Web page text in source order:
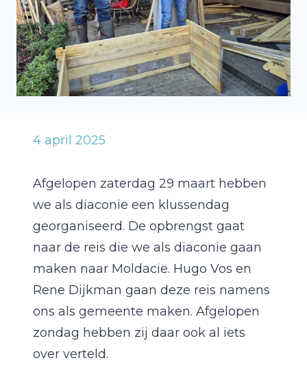
4 april 2025
Afgelopen zaterdag 29 maart hebben
we als diaconie een klussendag
georganiseerd. De opbrengst gaat
naar de reis die we als diaconie gaan
maken naar Moldacië. Hugo Vos en
Rene Dijkman gaan deze reis namens
ons als gemeente maken. Afgelopen
zondag hebben zij daar ook al iets
over verteld.